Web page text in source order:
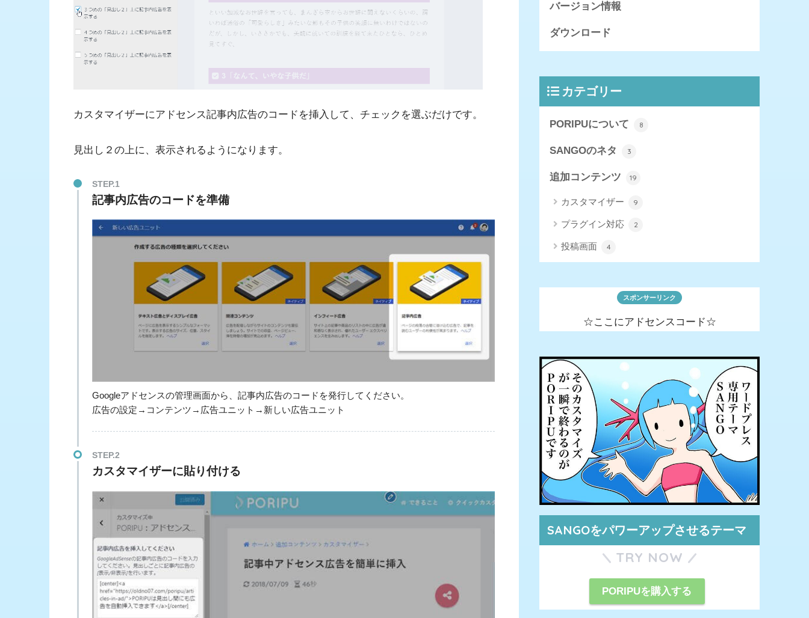
カスタマイザーにアドセンス記事内広告のコードを挿入して、チェックを選ぶだけです。
見出し２の上に、表示されるようになります。
STEP.1
記事内広告のコードを準備
Googleアドセンスの管理画面から、記事内広告のコードを発行してください。
広告の設定→コンテンツ→広告ユニット→新しい広告ユニット
STEP.2
カスタマイザーに貼り付ける
バージョン情報
ダウンロード
カテゴリー
PORIPUについて 8
SANGOのネタ 3
追加コンテンツ 19
カスタマイザー 9
プラグイン対応 2
投稿画面 4
スポンサーリンク
☆ここにアドセンスコード☆
SANGOをパワーアップさせるテーマ
TRY NOW
PORIPUを購入する